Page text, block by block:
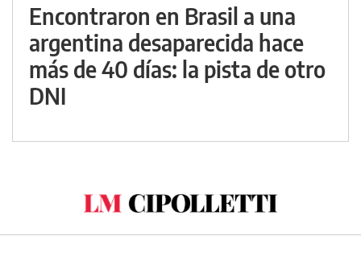
Encontraron en Brasil a una
argentina desaparecida hace
más de 40 días: la pista de otro
DNI